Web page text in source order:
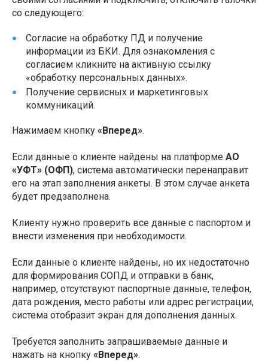
со следующего:
Согласие на обработку ПД и получение
информации из БКИ. Для ознакомления с
согласием кликните на активную ссылку
«обработку персональных данных».
Получение сервисных и маркетинговых
коммуникаций.
Нажимаем кнопку «Вперед».
Если данные о клиенте найдены на платформе АО
«УФТ» (ОФП), система автоматически перенаправит
его на этап заполнения анкеты. В этом случае анкета
будет предзаполнена.
Клиенту нужно проверить все данные с паспортом и
внести изменения при необходимости.
Если данные о клиенте найдены, но их недостаточно
для формирования СОПД и отправки в банк,
например, отсутствуют паспортные данные, телефон,
дата рождения, место работы или адрес регистрации,
система отобразит экран для дополнения данных.
Требуется заполнить запрашиваемые данные и
нажать на кнопку «Вперед».